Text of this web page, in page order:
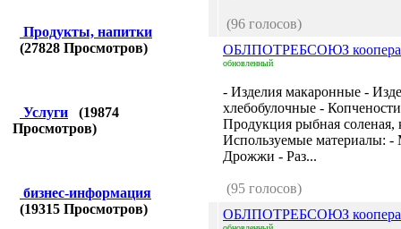
Продукты, напитки
(27828 Просмотров)
Услуги (19874
Просмотров)
бизнес-информация
(19315 Просмотров)
(96 голосов)
ОБЛПОТРЕБСОЮЗ
обновленный
- Изделия макаронные -
хлебобулочные -
Продукция рыбная соленая,
Используемые материалы: -
Дрожжи - Раз...
(95 голосов)
ОБЛПОТРЕБСОЮЗ